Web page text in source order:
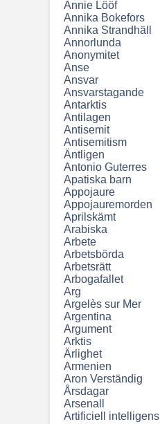
Annie Lööf
Annika Bokefors
Annika Strandhäll
Annorlunda
Anonymitet
Anse
Ansvar
Ansvarstagande
Antarktis
Antilagen
Antisemit
Antisemitism
Äntligen
Antonio Guterres
Apatiska barn
Appojaure
Appojauremorden
Aprilskämt
Arabiska
Arbete
Arbetsbörda
Arbetsrätt
Arbogafallet
Arg
Argelès sur Mer
Argentina
Argument
Arktis
Ärlighet
Armenien
Aron Verständig
Årsdagar
Arsenall
Artificiell intelligens